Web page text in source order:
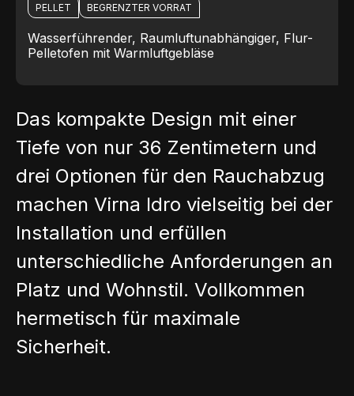
PELLET
BEGRENZTER VORRAT
Wasserführender, Raumluftunabhängiger, Flur-
Pelletofen mit Warmluftgebläse
Das kompakte Design mit einer
Tiefe von nur 36 Zentimetern und
drei Optionen für den Rauchabzug
machen Virna Idro vielseitig bei der
Installation und erfüllen
unterschiedliche Anforderungen an
Platz und Wohnstil. Vollkommen
hermetisch für maximale
Sicherheit.